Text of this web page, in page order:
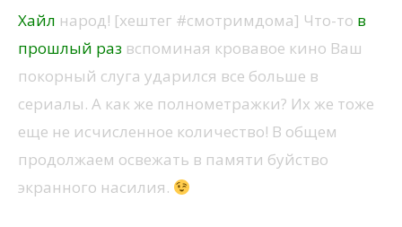
Хайл народ! [хештег #смотримдома] Что-то в
прошлый раз вспоминая кровавое кино Ваш
покорный слуга ударился все больше в
сериалы. А как же полнометражки? Их же тоже
еще не исчисленное количество! В общем
продолжаем освежать в памяти буйство
экранного насилия.